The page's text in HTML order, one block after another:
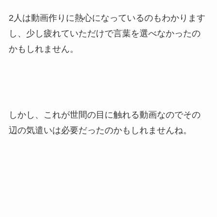
2人は動画作りに熱心になっているのもわかります
し、少し疲れていただけで言葉を選べなかったの
かもしれません。
しかし、これが世間の目に触れる動画なのでその
辺の気遣いは必要だったのかもしれませんね。